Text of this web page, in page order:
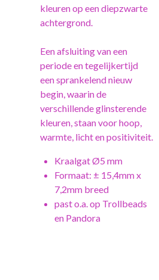
kleuren op een diepzwarte
achtergrond.
Een afsluiting van een
periode en tegelijkertijd
een sprankelend nieuw
begin, waarin de
verschillende glinsterende
kleuren, staan voor hoop,
warmte, licht en positiviteit.
Kraalgat Ø5 mm
Formaat: ± 15,4mm x
7,2mm breed
past o.a. op Trollbeads
en Pandora